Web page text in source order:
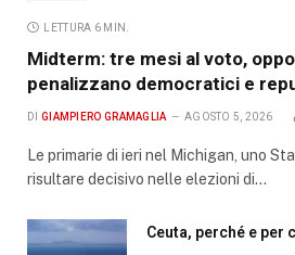
LETTURA 6 MIN.
Midterm: tre mesi al voto,
penalizzano democratici e
DI GIAMPIERO GRAMAGLIA AGOSTO 5, 2026
Le primarie di ieri nel Michigan, uno
risultare decisivo nelle elezioni di…
Ceuta, perché e per